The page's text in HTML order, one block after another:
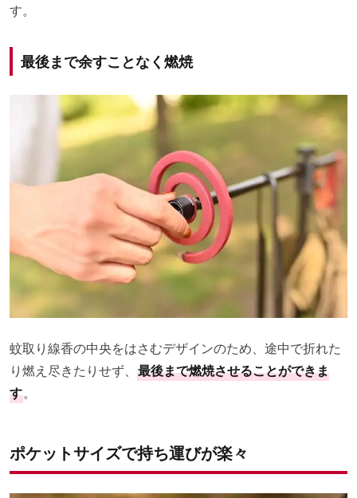
す。
最後まで余すことなく燃焼
蚊取り線香の中央をはさむデザインのため、途中で折れた
り燃え尽きたりせず、 最後まで燃焼させることができま
す。
ポケットサイズで持ち運びが楽々